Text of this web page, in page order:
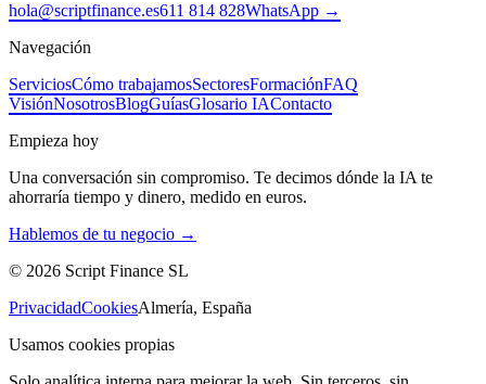
hola@scriptfinance.es611 814 828WhatsApp →
Navegación
ServiciosCómo trabajamosSectoresFormaciónFAQ
VisiónNosotrosBlogGuíasGlosario IAContacto
Empieza hoy
Una conversación sin compromiso. Te decimos dónde la IA te
ahorraría tiempo y dinero, medido en euros.
Hablemos de tu negocio →
© 2026 Script Finance SL
PrivacidadCookiesAlmería, España
Usamos cookies propias